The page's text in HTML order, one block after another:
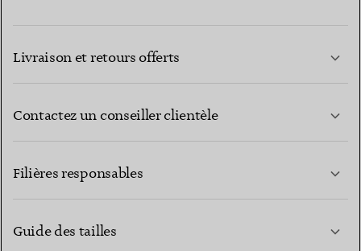
Livraison et retours offerts
Contactez un conseiller clientèle
Filières responsables
Guide des tailles